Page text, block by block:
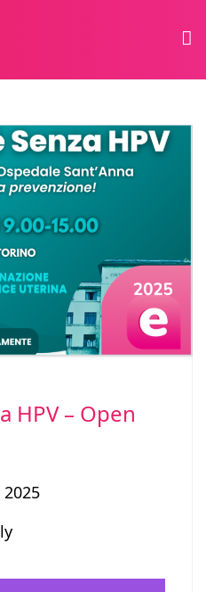
HPV – Open